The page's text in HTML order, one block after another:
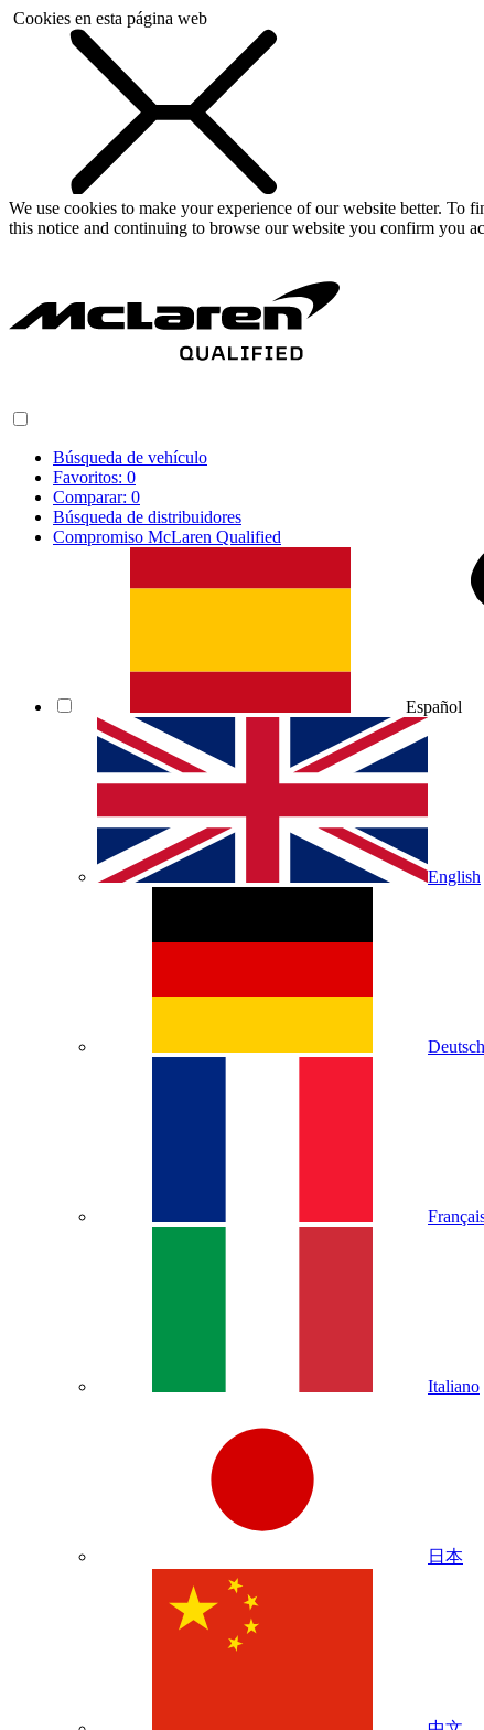
Cookies en esta página web
We use cookies to make your experience of our website better. To
this notice and continuing to browse our website you confirm you
Búsqueda de vehículo
Favoritos: 0
Comparar: 0
Búsqueda de distribuidores
Compromiso McLaren Qualified
Español
English
Deutsch
Italiano
日本